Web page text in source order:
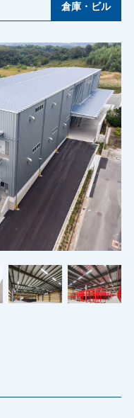
倉庫・ビル